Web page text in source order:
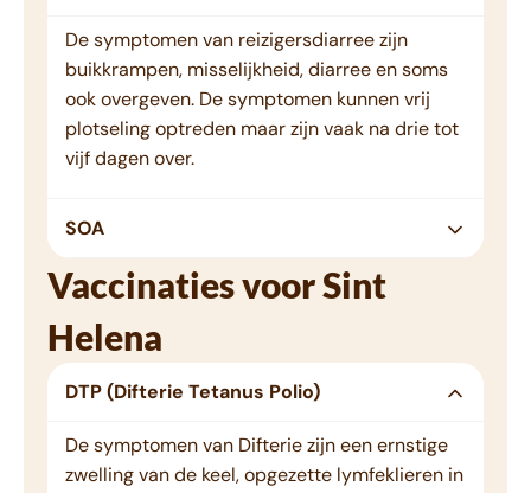
De symptomen van reizigersdiarree zijn
buikkrampen, misselijkheid, diarree en soms
ook overgeven. De symptomen kunnen vrij
plotseling optreden maar zijn vaak na drie tot
vijf dagen over.
SOA
Vaccinaties voor Sint
Helena
DTP (Difterie Tetanus Polio)
De symptomen van Difterie zijn een ernstige
zwelling van de keel, opgezette lymfeklieren in